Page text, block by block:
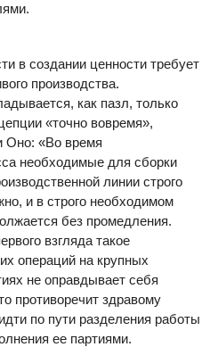
в создании ценности требует
производства.
как пазл, только
«точно вовремя»,
Оно: «Во время
необходимые для сборки
линии строго
и в строго необходимом
без промедления.
взгляда такое
операций на крупных
не оправдывает себя
противоречит здравому
по пути разделения работы
ее партиями.